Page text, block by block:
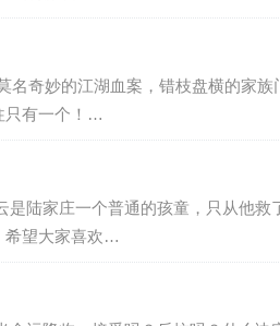
名奇妙的江湖血案，错枝盘横的家
只有一个！…
是陆家庄一个普通的孩童，只从他
希望大家喜欢…